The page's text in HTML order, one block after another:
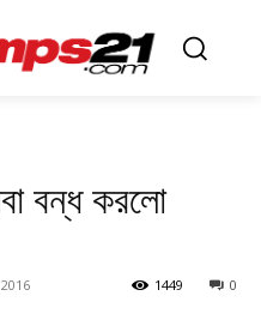
বন্ধ করলাে
0
1449